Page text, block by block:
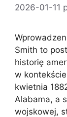
2026-01-11
Smith to
historię
w
kwietnia
Alabama, a
wojskowej,